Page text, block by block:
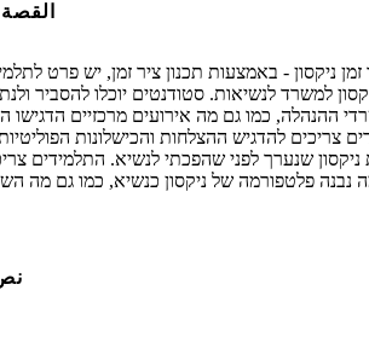
זמן ניקסון - באמצעות תכנון ציר זמן, יש פרט
למשרד לנשיאות. סטודנטים יוכלו להסביר
ההנהלה, כמו גם מה אירועים מרכזיים הדגישו
צריכים להדגיש ההצלחות והכישלונות
שנערך לפני שהפכתי לנשיא. התלמידים